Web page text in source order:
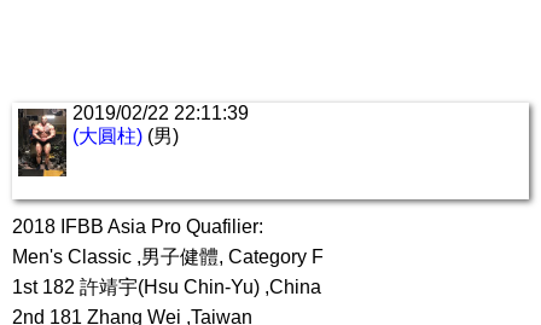
2019/02/22 22:11:39
(大圓柱) (男)
2018 IFBB Asia Pro Quafilier:
Men's Classic ,男子健體, Category F
1st 182 許靖宇(Hsu Chin-Yu) ,China
2nd 181 Zhang Wei ,Taiwan